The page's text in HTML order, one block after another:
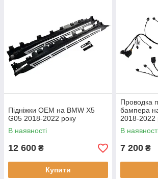
Підніжки OEM на BMW X5
G05 2018-2022 року
В наявності
12 600 ₴
Купити
Проводка
бампера
2018-2022
В
7 200 ₴